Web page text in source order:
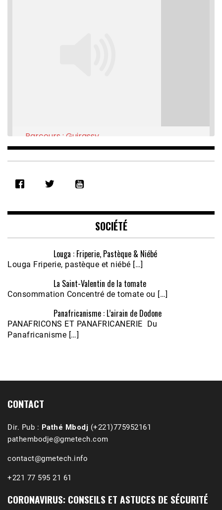
RSS FEED
EMBED
Parcours : Guirassy
Feb 16, 2021 • 28:08
Écoutez le parcours de Claudiane Kapia
Nobana (Podologue)
Feb 24, 2021 • 28mn
1988-1989 :  La polémique de Guidimakha
SOCIÉTÉ
Louga : Friperie, Pastèque & Niébé
Louga Friperie, pastèque et niébé […]
La Saint-Valentin de la tomate
Consommation Concentré de tomate ou […]
Panafricanisme : L’airain de Dodone
PANAFRICONS ET PANAFRICANERIE Du
Panafricanisme […]
CONTACT
Dir. Pub : Pathé Mbodj (+221)775952161
pathembodje@gmetech.com
contact@gmetech.info
+221 77 595 21 61
CORONAVIRUS: CONSEILS ET ASTUCES DE SÉCURITÉ